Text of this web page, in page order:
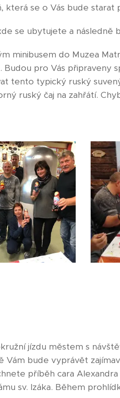
která se o Vás bude
se ubytujete a následně
minibusem do Muzea
pro Vás připraveny
tento typický ruský
ruský čaj na zahřátí.
jízdu městem s
Vám bude vyprávět
příběh cara
sv. Izáka. Během